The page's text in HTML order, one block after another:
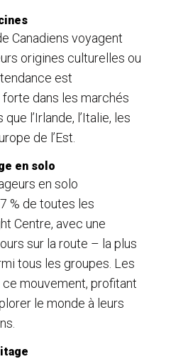
Canadiens voyagent
origines culturelles ou
est
dans les marchés
l’Irlande, l’Italie, les
de l’Est.
en solo
en solo
% de toutes les
Centre, avec une
sur la route – la plus
tous les groupes. Les
mouvement, profitant
le monde à leurs